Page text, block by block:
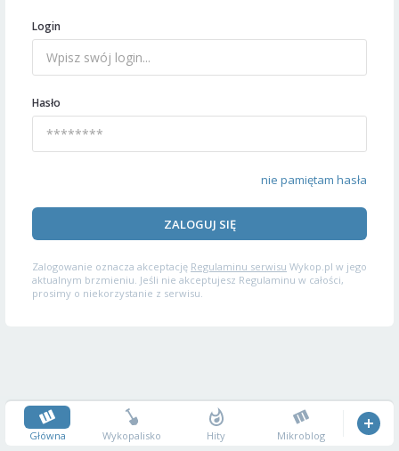
Login
Hasło
nie pamiętam hasła
ZALOGUJ SIĘ
Zalogowanie oznacza akceptację Regulaminu serwisu Wykop.pl w jego
aktualnym brzmieniu. Jeśli nie akceptujesz Regulaminu w całości,
prosimy o niekorzystanie z serwisu.
Główna Wykopalisko Hity Mikroblog